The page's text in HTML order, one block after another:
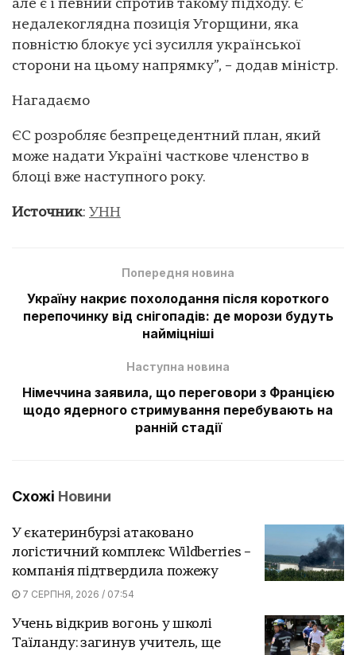
але є і певний спротив такому підходу. Є
недалекоглядна позиція Угорщини, яка
повністю блокує усі зусилля української
сторони на цьому напрямку”, – додав міністр.
Нагадаємо
ЄС розробляє безпрецедентний план, який
може надати Україні часткове членство в
блоці вже наступного року.
Источник: УНН
Попередня новина
Україну накриє похолодання після короткого
перепочинку від снігопадів: де морози будуть
найміцніші
Наступна новина
Німеччина заявила, що переговори з Францією
щодо ядерного стримування перебувають на
ранній стадії
Схожі Новини
У єкатеринбурзі атаковано
логістичний комплекс Wildberries –
компанія підтвердила пожежу
7 СЕРПНЯ, 2026 / 07:54
Учень відкрив вогонь у школі
Таїланду: загинув учитель, ще